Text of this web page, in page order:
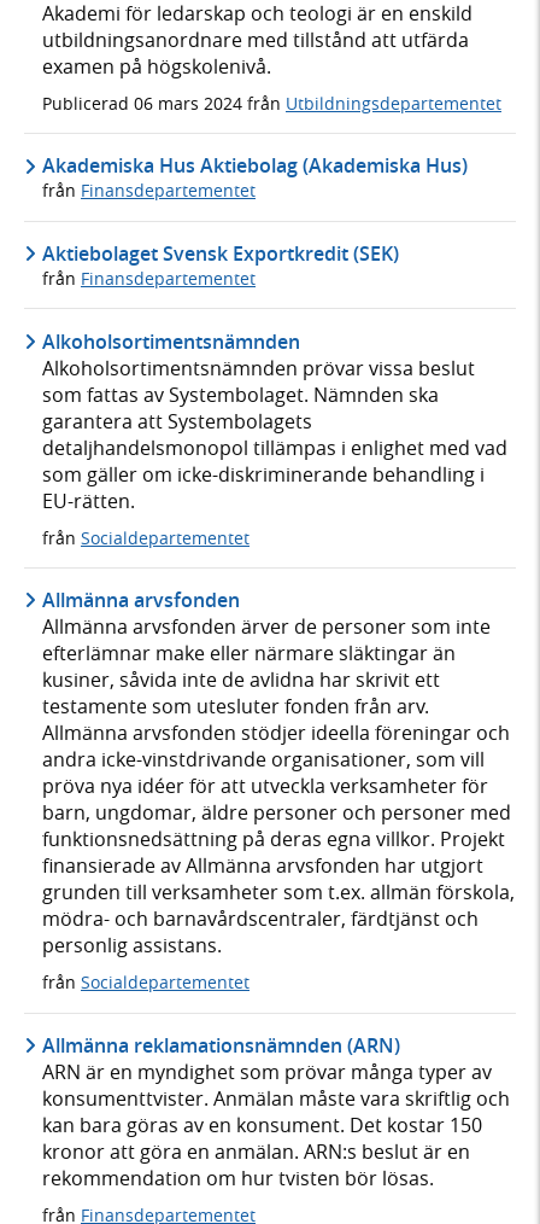
Akademi för ledarskap och teologi är en enskild
utbildningsanordnare med tillstånd att utfärda
examen på högskolenivå.
Publicerad 06 mars 2024 från Utbildningsdepartementet
Akademiska Hus Aktiebolag (Akademiska Hus)
från Finansdepartementet
Aktiebolaget Svensk Exportkredit (SEK)
från Finansdepartementet
Alkoholsortimentsnämnden
Alkoholsortimentsnämnden prövar vissa beslut
som fattas av Systembolaget. Nämnden ska
garantera att Systembolagets
detaljhandelsmonopol tillämpas i enlighet med vad
som gäller om icke-diskriminerande behandling i
EU-rätten.
från Socialdepartementet
Allmänna arvsfonden
Allmänna arvsfonden ärver de personer som inte
efterlämnar make eller närmare släktingar än
kusiner, såvida inte de avlidna har skrivit ett
testamente som utesluter fonden från arv.
Allmänna arvsfonden stödjer ideella föreningar och
andra icke-vinstdrivande organisationer, som vill
pröva nya idéer för att utveckla verksamheter för
barn, ungdomar, äldre personer och personer med
funktionsnedsättning på deras egna villkor. Projekt
finansierade av Allmänna arvsfonden har utgjort
grunden till verksamheter som t.ex. allmän förskola,
mödra- och barnavårdscentraler, färdtjänst och
personlig assistans.
från Socialdepartementet
Allmänna reklamationsnämnden (ARN)
ARN är en myndighet som prövar många typer av
konsumenttvister. Anmälan måste vara skriftlig och
kan bara göras av en konsument. Det kostar 150
kronor att göra en anmälan. ARN:s beslut är en
rekommendation om hur tvisten bör lösas.
från Finansdepartementet